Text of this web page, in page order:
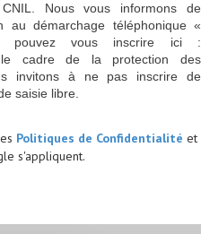
Nous vous informons de
au démarchage téléphonique «
pouvez vous inscrire ici :
cadre de la protection des
invitons à ne pas inscrire de
saisie libre.
Politiques de Confidentialité et
s'appliquent.